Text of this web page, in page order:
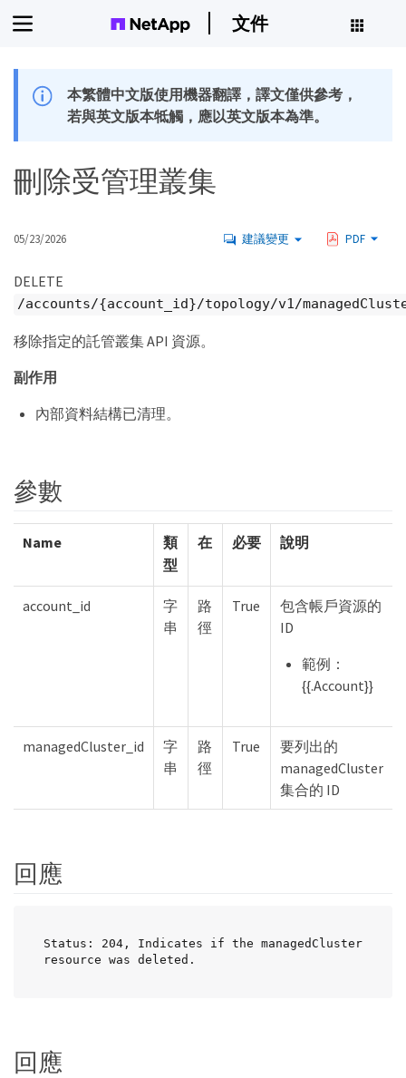
文件
本繁體中文版使用機器翻譯，譯文僅供參考，
若與英文版本牴觸，應以英文版本為準。
刪除受管理叢集
05/23/2026 建議變更 PDF
DELETE
/accounts/{account_id}/topology/v1/
移除指定的託管叢集 API 資源。
副作用
內部資料結構已清理。
參數
Name
類
型
在 必要 說明
account_id
字
串
路
徑
True
包含帳戶資源的
ID
範例：
{{.Account}}
managedCluster_id
字
串
路
徑
True
要列出的
managedCluster
集合的 ID
回應
Status: 204, Indicates if the managedCluster
resource was deleted.
回應